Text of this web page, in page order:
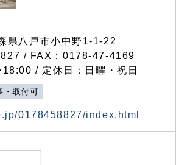
八戸市小中野1-1-22
/ FAX：0178-47-4169
/ 定休日：日曜・祝日
・取付可
0178458827/index.html